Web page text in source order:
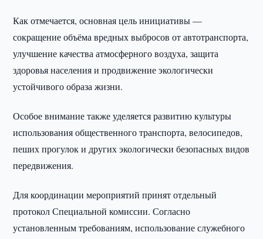
Как отмечается, основная цель инициативы —
сокращение объёма вредных выбросов от автотранспорта,
улучшение качества атмосферного воздуха, защита
здоровья населения и продвижение экологически
устойчивого образа жизни.
Особое внимание также уделяется развитию культуры
использования общественного транспорта, велосипедов,
пеших прогулок и других экологически безопасных видов
передвижения.
Для координации мероприятий принят отдельный
протокол Специальной комиссии. Согласно
установленным требованиям, использование служебного